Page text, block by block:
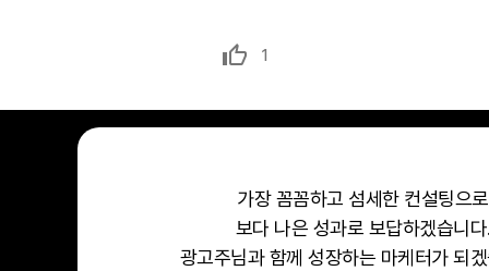
1
가장 꼼꼼하고 섬세한 컨설팅으로
보다 나은 성과로 보답하겠습니
광고주님과 함께 성장하는 마케터가 되